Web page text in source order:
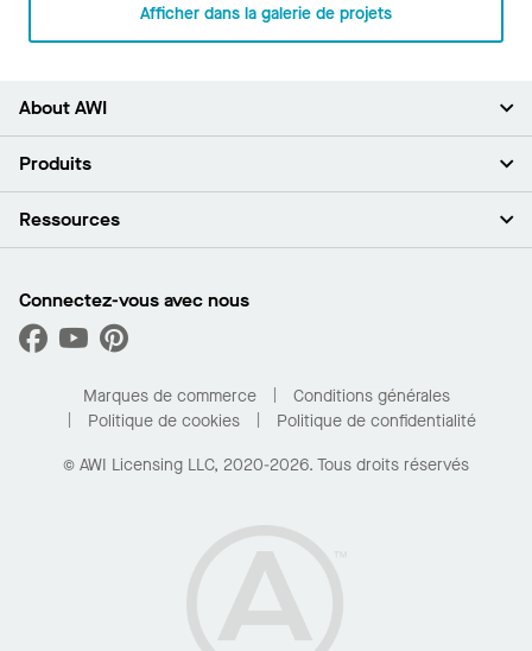
Afficher dans la galerie de projets
About AWI
À propos de nous
Espace presse
Quelles sont mes options d’achat?
Produits
Plafonds
Capacités sur mesure
Performance
Ressources
Trouver un distributeur
Trouver un distributeur
Pour la maison
Connectez-vous avec nous
Marques de commerce
Conditions générales
Politique de cookies
Politique de confidentialité
© AWI Licensing LLC, 2020-2026. Tous droits réservés